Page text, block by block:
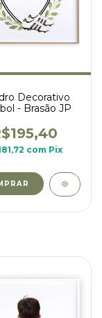
Decorativo
- Brasão JP
com Pix